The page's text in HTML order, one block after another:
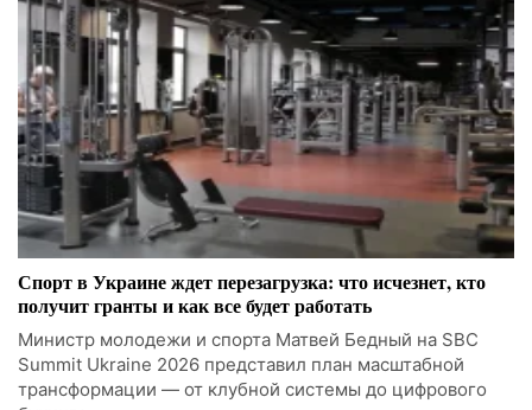
Спорт в Украине ждет перезагрузка: что исчезнет, кто
получит гранты и как все будет работать
Министр молодежи и спорта Матвей Бедный на SBC
Summit Ukraine 2026 представил план масштабной
трансформации — от клубной системы до цифрового